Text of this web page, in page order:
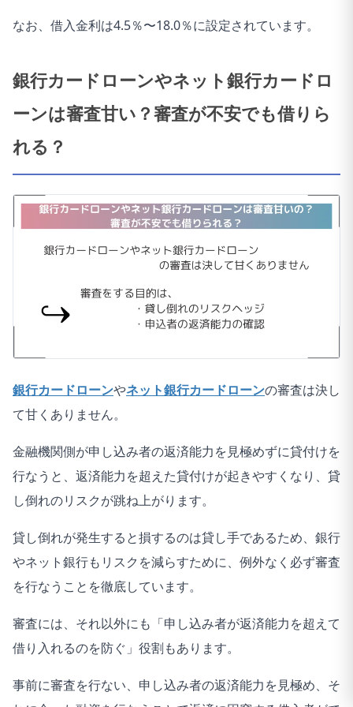
なお、借入金利は4.5％〜18.0％に設定されています。
銀行カードローンやネット銀行カードロ
ーンは審査甘い？審査が不安でも借りら
れる？
銀行カードローンやネット銀行カードローンの審査は決し
て甘くありません。
金融機関側が申し込み者の返済能力を見極めずに貸付けを
行なうと、返済能力を超えた貸付けが起きやすくなり、貸
し倒れのリスクが跳ね上がります。
貸し倒れが発生すると損するのは貸し手であるため、銀行
やネット銀行もリスクを減らすために、例外なく必ず審査
を行なうことを徹底しています。
審査には、それ以外にも「申し込み者が返済能力を超えて
借り入れるのを防ぐ」役割もあります。
事前に審査を行ない、申し込み者の返済能力を見極め、そ